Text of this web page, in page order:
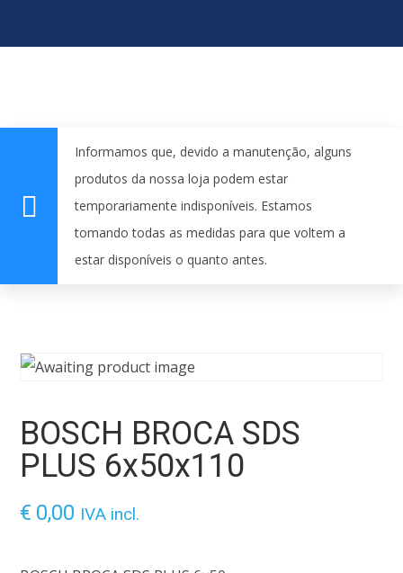
Informamos que, devido a manutenção, alguns
produtos da nossa loja podem estar
temporariamente indisponíveis. Estamos
tomando todas as medidas para que voltem a
estar disponíveis o quanto antes.
BOSCH BROCA SDS
PLUS 6x50x110
€ 0,00 IVA incl.